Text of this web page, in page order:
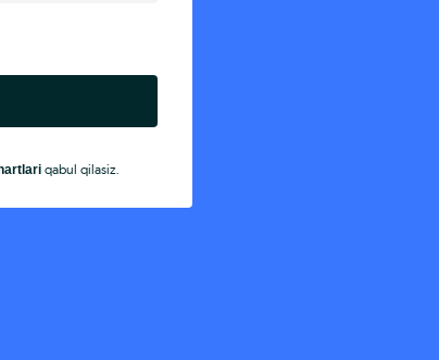
qabul qilasiz.